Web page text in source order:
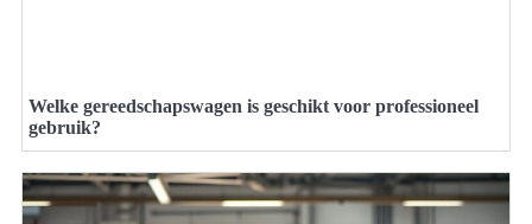
Welke gereedschapswagen is geschikt voor professioneel
gebruik?